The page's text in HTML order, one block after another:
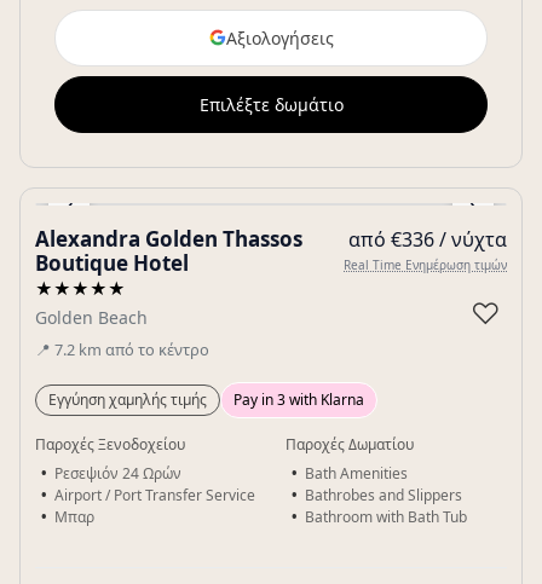
Αξιολογήσεις
Επιλέξτε δωμάτιο
‹ ›
Gallery
Alexandra Golden Thassos
Boutique Hotel
★★★★★
Golden Beach
📍 7.2 km από το κέντρο
από €336 / νύχτα
Real Time Ενημέρωση τιμών
♡
Εγγύηση χαμηλής τιμής Pay in 3 with Klarna
Παροχές Ξενοδοχείου
Ρεσεψιόν 24 Ωρών
Airport / Port Transfer Service
Μπαρ
Παροχές Δωματίου
Bath Amenities
Bathrobes and Slippers
Bathroom with Bath Tub